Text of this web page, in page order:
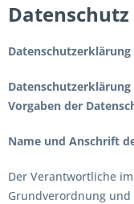
Datenschutz
Datenschutzerklärung
Vorgaben der
Name und Anschrift
Der Verantwortliche
Grundverordnung